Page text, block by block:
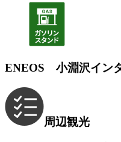
ENEOS 小淵沢インタ
周辺観光